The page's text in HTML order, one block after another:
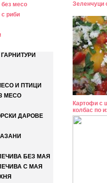
без месо
с риби
И ПТИЦИ
МЕСО
ДАРОВЕ
БЕЗ МАЯ
С МАЯ
Зеленчуци
Картофи с
колбас по